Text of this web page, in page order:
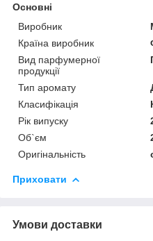
Основні
Виробник
Країна виробник
Вид парфумерної
продукції
Тип аромату
Класифікація
Рік випуску
Об`єм
Оригінальність
Приховати
Умови доставки